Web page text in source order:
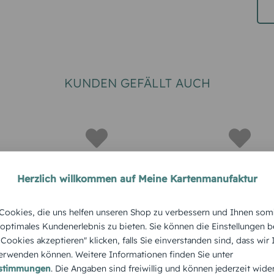
KUNDEN GEFÄLLT AUCH
KLASSIK
Dankeskarte
Hochzeit "Natürlich
Ja"
KLASSIK
Hochzeit
Herzlich willkommen auf Meine Kartenmanufaktur
die uns helfen unseren Shop zu verbessern und Ihnen
Kundenerlebnis zu bieten. Sie können die Einstellungen
akzeptieren" klicken, falls Sie einverstanden sind, dass
können. Weitere Informationen finden Sie unter
. Die Angaben sind freiwillig und können jederzeit